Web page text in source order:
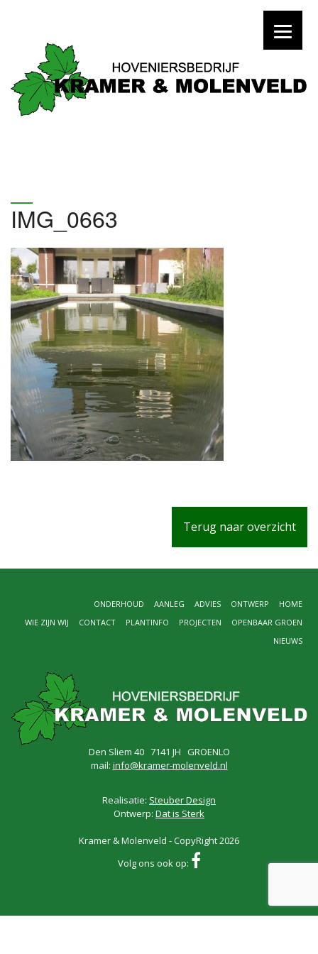
IMG_0663
Terug naar overzicht
HOME
ONTWERP
ADVIES
AANLEG
ONDERHOUD
OPENBAAR GROEN
PROJECTEN
PLANTINFO
CONTACT
WIE ZIJN WIJ
NIEUWS
Den Sliem 40 7141 JH GROENLO
mail: info@kramer-molenveld.nl
Realisatie: Steuber Design
Ontwerp: Dat is Sterk
Kramer & Molenveld - CopyRight 2026
Volg ons ook op: